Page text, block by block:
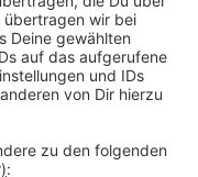
zum
zur Paypal
ohne dass sie
warnt in dem
oder QR-Codes